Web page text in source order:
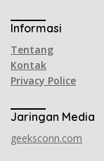
Informasi
Tentang
Kontak
Privacy Police
Jaringan Media
geeksconn.com